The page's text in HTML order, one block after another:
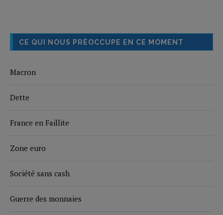
CE QUI NOUS PRÉOCCUPE EN CE MOMENT
Macron
Dette
France en Faillite
Zone euro
Société sans cash
Guerre des monnaies